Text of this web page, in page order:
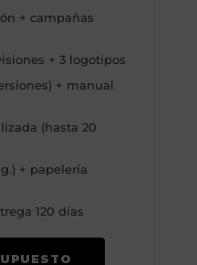
+ campañas
+ 3 logotipos
+ manual
(hasta 20
+ papelería
120 días